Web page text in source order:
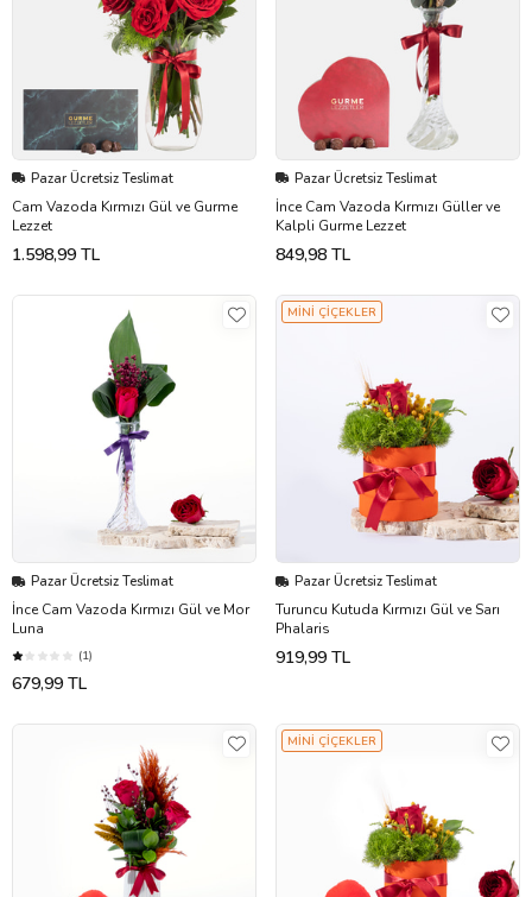
Pazar Ücretsiz Teslimat
Cam Vazoda Kırmızı Gül ve Gurme
Lezzet
1.598,99 TL
Pazar Ücretsiz Teslimat
İnce Cam Vazoda Kırmızı Güller ve
Kalpli Gurme Lezzet
849,98 TL
Pazar Ücretsiz Teslimat
İnce Cam Vazoda Kırmızı Gül ve Mor
Luna
(1)
679,99 TL
MİNİ ÇİÇEKLER
Pazar Ücretsiz Teslimat
Turuncu Kutuda Kırmızı Gül ve Sarı
Phalaris
919,99 TL
MİNİ ÇİÇEKLER